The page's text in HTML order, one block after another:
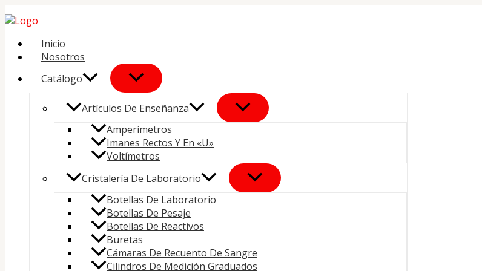
Ir
al
contenidoInicio
Nosotros
Catálogo
Artículos De Enseñanza
Amperímetros
Imanes Rectos Y En «U»
Voltímetros
Cristalería De Laboratorio
Botellas De Laboratorio
Botellas De Pesaje
Botellas De Reactivos
Buretas
Cámaras De Recuento De Sangre
Cilindros De Medición Graduados